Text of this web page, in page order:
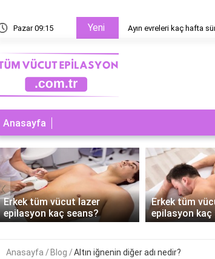
Pazar 09:15 Yeni Ayın evreleri kaç hafta
Anasayfa
Erkek tüm vücut lazer
epilasyon kaç seans?
Erkek tüm
epilasyon
‹
Anasayfa Blog Altın iğnenin diğer adı nedir?